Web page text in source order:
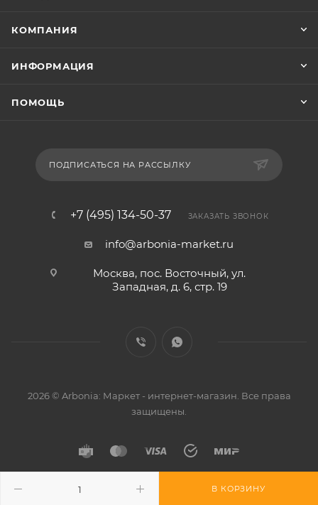
В КОРЗИНУ
КОМПАНИЯ
ИНФОРМАЦИЯ
ПОМОЩЬ
ПОДПИСАТЬСЯ НА РАССЫЛКУ
+7 (495) 134-50-37 ЗАКАЗАТЬ ЗВОНОК
info@arbonia-market.ru
Москва, пос. Восточный, ул.
Западная, д. 6, стр. 19
2026 © Arbonia: Маркет - интернет-магазин. Все права
защищены.